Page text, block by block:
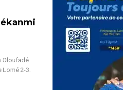
Oloufadé
2-3.